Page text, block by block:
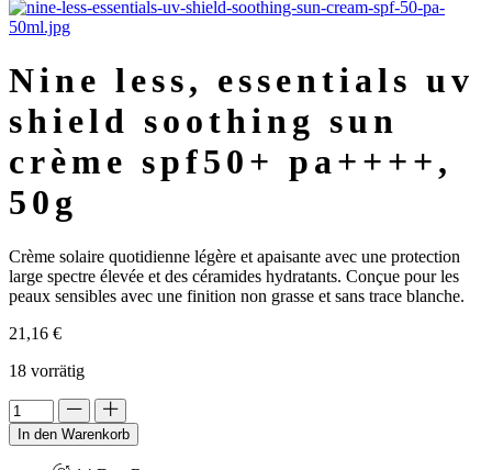
nine less, essentials uv
shield soothing sun
crème spf50+ pa++++,
50g
Crème solaire quotidienne légère et apaisante avec une protection
large spectre élevée et des céramides hydratants. Conçue pour les
peaux sensibles avec une finition non grasse et sans trace blanche.
21,16 €
18 vorrätig
In den Warenkorb